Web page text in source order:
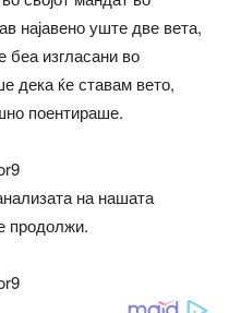
најавено уште две вета,
беа изгласани во
дека ќе ставам вето,
поентираше.
на нашата
продолжи.